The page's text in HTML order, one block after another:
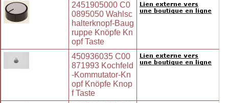
2451905000 C0
0895050 Wahlsc
halterknopf-Baug
ruppe Knöpfe Kn
opf Taste
450936035 C00
871993 Kochfeld
-Kommutator-Kn
opf Knöpfe Knop
f Taste